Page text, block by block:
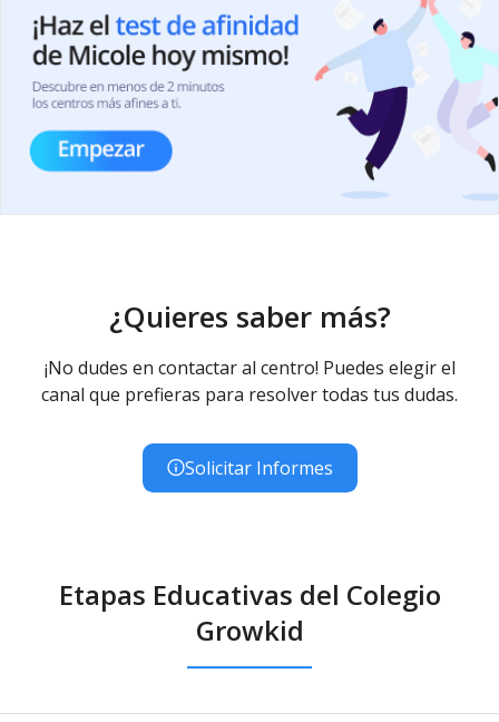
¿Quieres saber más?
¡No dudes en contactar al centro! Puedes elegir el
canal que prefieras para resolver todas tus dudas.
Solicitar Informes
Etapas Educativas del Colegio
Growkid